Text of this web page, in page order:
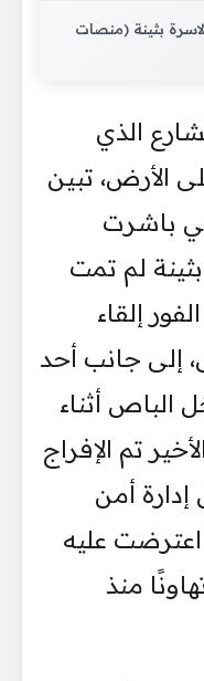
بثينة (منصات
الذي
الأرض، تبين
باشرت
لم تمت
إلقاء
إلى جانب أحد
الباص أثناء
تم الإفراج
أمن
اعترضت عليه
منذ